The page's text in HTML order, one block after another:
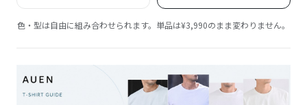
色・型は自由に組み合わせられます。単品は¥3,990のまま変わりません。